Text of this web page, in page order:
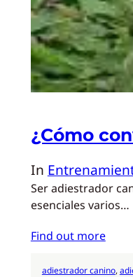
¿Cómo
In
Ser adiestrador
esenciales varios…
Find out more
adiestrador canino,